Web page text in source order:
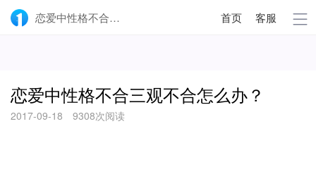
恋爱中性格不合三观不合怎么办？-壹点灵 首页 客服
恋爱中性格不合三观不合怎么办？
2017-09-18 9308次阅读